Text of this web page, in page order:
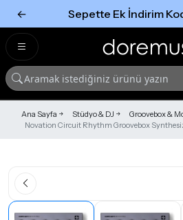
← Sepette Ek İndirim
Ana Sayfa Stüdyo & DJ
Groovebox &
Novation Circuit Rhythm Groovebox